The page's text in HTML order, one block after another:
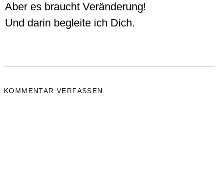
Aber es braucht Veränderung!
Und darin begleite ich Dich.
KOMMENTAR VERFASSEN